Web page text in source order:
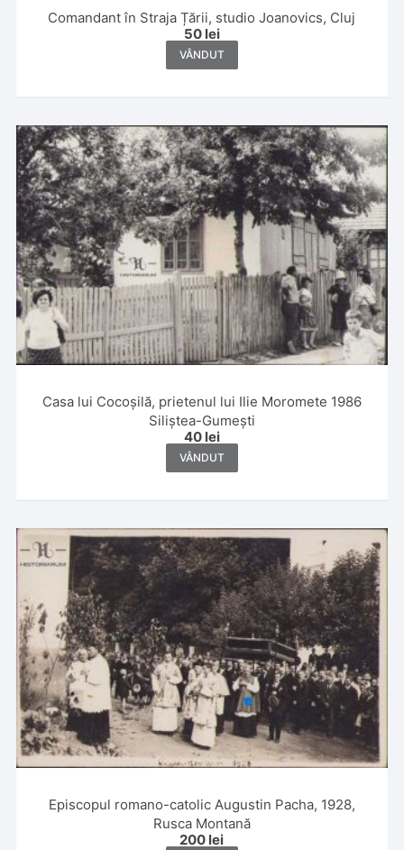
Comandant în Straja Țării, studio Joanovics, Cluj
50 lei
VÂNDUT
Casa lui Cocoșilă, prietenul lui Ilie Moromete 1986
Siliștea-Gumești
40 lei
VÂNDUT
Episcopul romano-catolic Augustin Pacha, 1928,
Rusca Montană
200 lei